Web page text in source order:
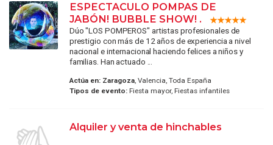
ESPECTACULO POMPAS DE
JABÓN! BUBBLE SHOW! .
Dúo "LOS POMPEROS" artistas profesionales de
prestigio con más de 12 años de experiencia a nivel
nacional e internacional haciendo felices a niños y
familias. Han actuado ...
Actúa en: Zaragoza, Valencia, Toda España
Tipos de evento:Fiesta mayor, Fiestas infantiles
Alquiler y venta de hinchables